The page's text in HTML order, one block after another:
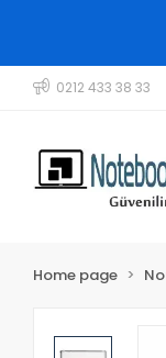
0212 433 38 33
Home page